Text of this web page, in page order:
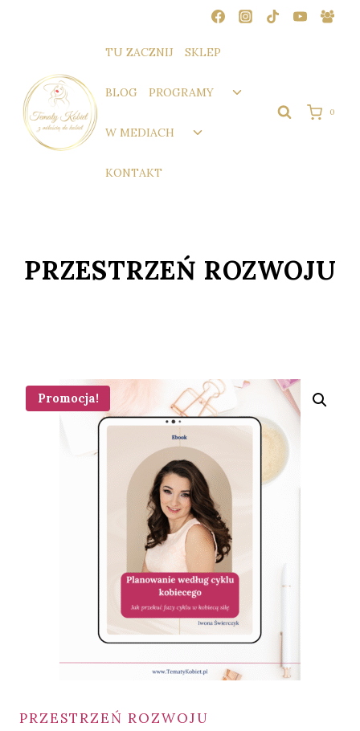
TU ZACZNIJ SKLEP
BLOG PROGRAMY
Przełącz
podrzędne
W MEDIACH
Przełącz
KONTAKT
0
PRZESTRZEŃ ROZWOJU
Promocja!
PRZESTRZEŃ ROZWOJU